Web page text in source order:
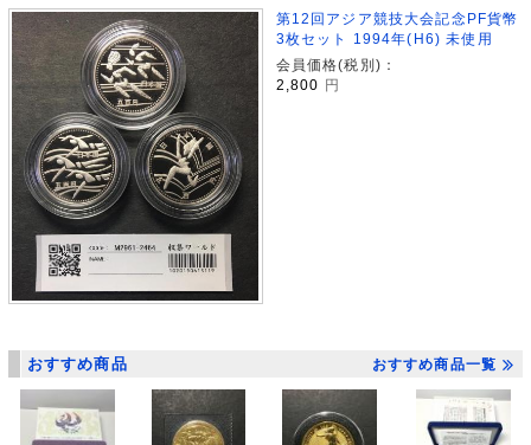
第12回アジア競技大会記念PF貨幣
3枚セット 1994年(H6) 未使用
会員価格(税別)：
2,800 円
おすすめ商品 おすすめ商品一覧